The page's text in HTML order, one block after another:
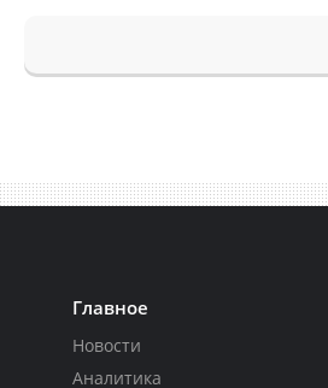
Главное
Новости
Аналитика